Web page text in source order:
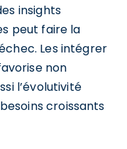
insights
peut faire la
Les intégrer
non
l’évolutivité
croissants